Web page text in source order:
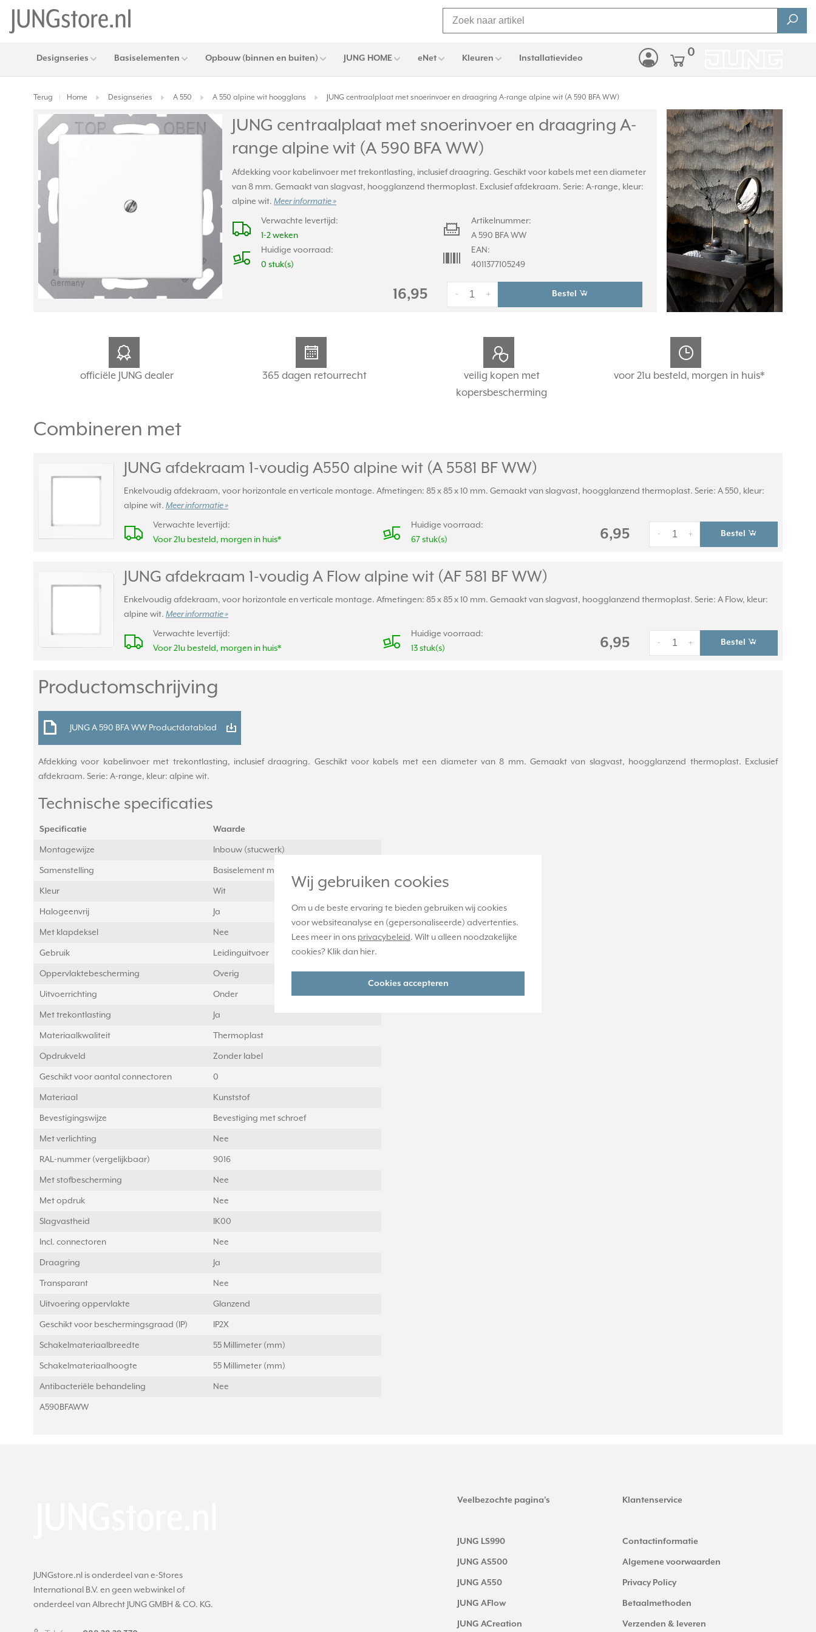
Wij gebruiken cookies
Om u de beste ervaring te bieden gebruiken wij cookies
voor websiteanalyse en (gepersonaliseerde) advertenties.
Lees meer in ons privacybeleid. Wilt u alleen noodzakelijke
cookies? Klik dan hier.
Cookies accepteren
Designseries Basiselementen Opbouw (binnen en buiten) JUNG HOME eNet Kleuren Installatievideo 0
Terug Home Designseries A 550 A 550 alpine wit hoogglans JUNG centraalplaat met snoerinvoer en draagring A-range alpine wit (A 590 BFA WW)
JUNG centraalplaat met snoerinvoer en draagring A-
range alpine wit (A 590 BFA WW)
Afdekking voor kabelinvoer met trekontlasting, inclusief draagring. Geschikt voor kabels met een diameter
van 8 mm. Gemaakt van slagvast, hoogglanzend thermoplast. Exclusief afdekraam. Serie: A-range, kleur:
alpine wit.Meer informatie »
Verwachte levertijd:
1-2 weken
Huidige voorraad:
0 stuk(s)
Artikelnummer:
A 590 BFA WW
EAN:
4011377105249
16,95 +
- Bestel
officiële JUNG dealer 365 dagen retourrecht
veilig kopen met
kopersbescherming
voor 21u besteld, morgen in huis*
Combineren met
JUNG afdekraam 1-voudig A550 alpine wit (A 5581 BF WW)
Enkelvoudig afdekraam, voor horizontale en verticale montage. Afmetingen: 85 x 85 x 10 mm. Gemaakt van slagvast, hoogglanzend thermoplast. Serie: A 550, kleur:
alpine wit. Meer informatie »
Verwachte levertijd:
Voor 21u besteld, morgen in huis*
Huidige voorraad:
67 stuk(s)
6,95 +
- Bestel
JUNG afdekraam 1-voudig A Flow alpine wit (AF 581 BF WW)
Enkelvoudig afdekraam, voor horizontale en verticale montage. Afmetingen: 85 x 85 x 10 mm. Gemaakt van slagvast, hoogglanzend thermoplast. Serie: A Flow, kleur:
alpine wit. Meer informatie »
Verwachte levertijd:
Voor 21u besteld, morgen in huis*
Huidige voorraad:
13 stuk(s)
6,95 +
- Bestel
Productomschrijving
JUNG A 590 BFA WW Productdatablad
Afdekking voor kabelinvoer met trekontlasting, inclusief draagring. Geschikt voor kabels met een diameter van 8 mm. Gemaakt van slagvast, hoogglanzend thermoplast. Exclusief
afdekraam. Serie: A-range, kleur: alpine wit.
Technische specificaties
Specificatie Waarde
Montagewijze Inbouw (stucwerk)
Samenstelling Basiselement met centrale afdekplaat
Kleur Wit
Halogeenvrij Ja
Met klapdeksel Nee
Gebruik Leidinguitvoer
Oppervlaktebescherming Overig
Uitvoerrichting Onder
Met trekontlasting Ja
Materiaalkwaliteit Thermoplast
Opdrukveld Zonder label
Geschikt voor aantal connectoren 0
Materiaal Kunststof
Bevestigingswijze Bevestiging met schroef
Met verlichting Nee
RAL-nummer (vergelijkbaar) 9016
Met stofbescherming Nee
Met opdruk Nee
Slagvastheid IK00
Incl. connectoren Nee
Draagring Ja
Transparant Nee
Uitvoering oppervlakte Glanzend
Geschikt voor beschermingsgraad (IP) IP2X
Schakelmateriaalbreedte 55 Millimeter (mm)
Schakelmateriaalhoogte 55 Millimeter (mm)
Antibacteriële behandeling Nee
A590BFAWW
JUNGstore.nl is onderdeel van e-Stores
International B.V. en geen webwinkel of
onderdeel van Albrecht JUNG GMBH & CO. KG.
Veelbezochte pagina's
JUNG LS990
JUNG AS500
JUNG A550
JUNG AFlow
JUNG ACreation
Klantenservice
Contactinformatie
Algemene voorwaarden
Privacy Policy
Betaalmethoden
Verzenden & leveren